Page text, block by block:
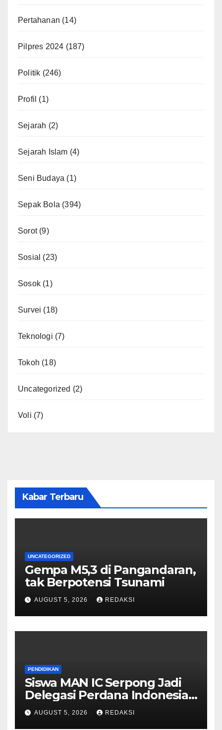
Pertahanan (14)
Pilpres 2024 (187)
Politik (246)
Profil (1)
Sejarah (2)
Sejarah Islam (4)
Seni Budaya (1)
Sepak Bola (394)
Sorot(9)
Sosial (23)
Sosok (1)
Survei (18)
Teknologi (7)
Tokoh (18)
Uncategorized (2)
Voli (7)
Kabar Terbaru
UNCATEGORIZED
Gempa M5,3 di Pangandaran,
tak Berpotensi Tsunami
AUGUST 5, 2026 REDAKSI
PENDIDIKAN
Siswa MAN IC Serpong Jadi
Delegasi Perdana Indonesia
di Olimpiade Sains Nuklir
Internasional
AUGUST 5, 2026 REDAKSI